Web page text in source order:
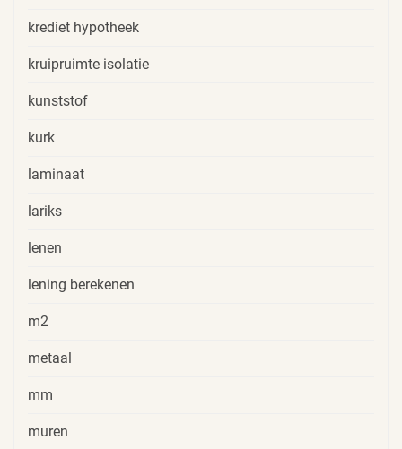
krediet hypotheek
kruipruimte isolatie
kunststof
kurk
laminaat
lariks
lenen
lening berekenen
m2
metaal
mm
muren